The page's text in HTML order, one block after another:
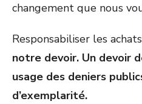
changement que nous
Responsabiliser les
notre devoir. Un devoir
usage des deniers
d’exemplarité.